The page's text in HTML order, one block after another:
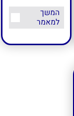
חומרי
המשך
למאמר